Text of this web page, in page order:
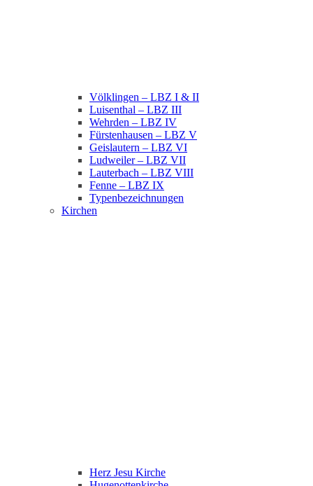
Völklingen – LBZ I & II
Luisenthal – LBZ III
Wehrden – LBZ IV
Fürstenhausen – LBZ V
Geislautern – LBZ VI
Ludweiler – LBZ VII
Lauterbach – LBZ VIII
Fenne – LBZ IX
Typenbezeichnungen
Kirchen
Herz Jesu Kirche